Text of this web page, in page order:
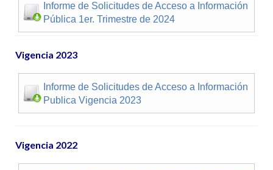
Informe de Solicitudes de Acceso a Información
Pública 1er. Trimestre de 2024
Vigencia 2023
Informe de Solicitudes de Acceso a Información
Publica Vigencia 2023
Vigencia 2022